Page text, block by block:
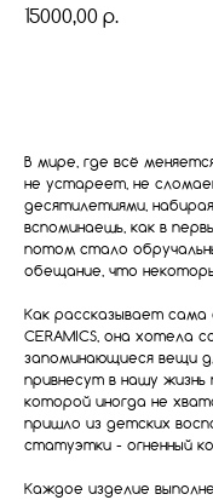
15000,00р.
В мире, где всё
не устареет, не
десятилетиями,
вспоминаешь, как в
потом стало
обещание, что
Как рассказывает сама
CERAMICS, она хотела
запоминающиеся вещи
привнесут в нашу жизнь
которой иногда не
пришло из детских
статуэтки - огненный
Каждое изделие